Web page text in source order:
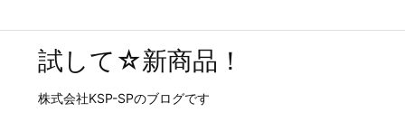
試して☆新商品！
株式会社KSP-SPのブログです